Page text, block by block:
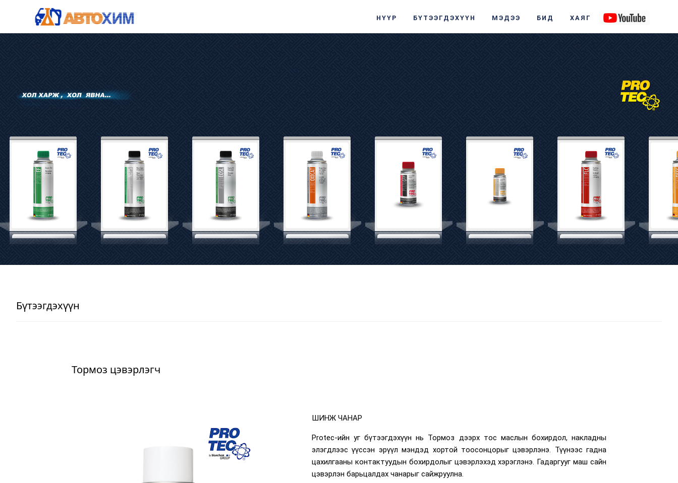
НҮҮР БҮТЭЭГДЭХҮҮН МЭДЭЭ БИД ХАЯГ
Бүтээгдэхүүн
Тормоз цэвэрлэгч
ШИНЖ ЧАНАР
Protec-ийн уг бүтээгдэхүүн нь Тормоз дээрх тос маслын бохирдол, накладны
элэгдлээс үүссэн эрүүл мэндэд хортой тоосонцорыг цэвэрлэнэ. Түүнээс гадна
цахилгааны контактуудын бохирдолыг цэвэрлэхэд хэрэглэнэ. Гадаргууг маш сайн
цэвэрлэн барьцалдах чанарыг сайжруулна.